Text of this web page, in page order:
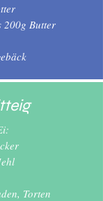
200g Butter
Torten